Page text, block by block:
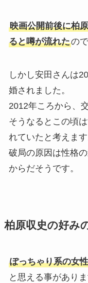
映画公開前後に柏
ると噂が流れたので
しかし安田さんは
婚されました。
2012年ころから、
そうなるとこの頃
れていたと考えます
破局の原因は性格
からだそうです。
柏原収史の好み
ぽっちゃり系の女性
と思える事がありま